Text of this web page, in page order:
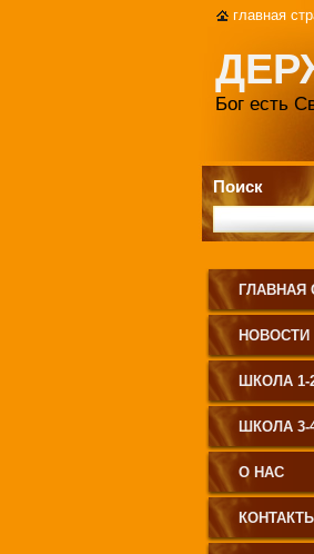
Бог есть
ГЛАВНАЯ
НОВОСТИ
ШКОЛА 1-
ШКОЛА 3-
О НАС
КОНТАКТЫ
Поиск
главная